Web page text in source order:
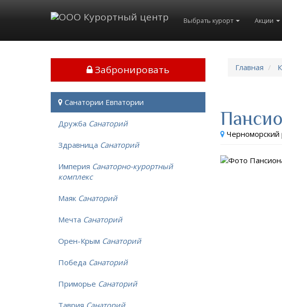
Выбрать курорт Акции
Главная
Черноморский
Забронировать
Санатории Евпатории
Дружба Санаторий
Здравница Санаторий
Империя Санаторно-курортный
комплекс
Маяк Санаторий
Мечта Санаторий
Орен-Крым Санаторий
Победа Санаторий
Приморье Санаторий
Таврия Санаторий